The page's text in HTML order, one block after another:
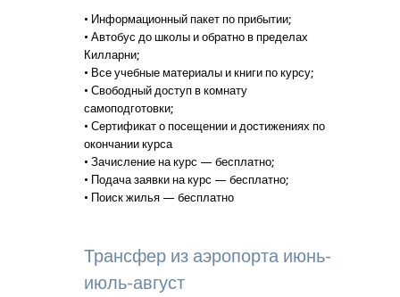
• Информационный пакет по прибытии;
• Автобус до школы и обратно в пределах
Килларни;
• Все учебные материалы и книги по курсу;
• Свободный доступ в комнату
самоподготовки;
• Сертификат о посещении и достижениях по
окончании курса
• Зачисление на курс — бесплатно;
• Подача заявки на курс — бесплатно;
• Поиск жилья — бесплатно
Трансфер из аэропорта июнь-
июль-август